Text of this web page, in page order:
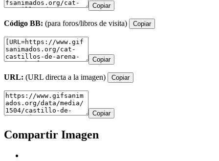
Copiar
Código BB: (para foros/libros de visita) Copiar
Copiar
URL: (URL directa a la imagen) Copiar
Copiar
Compartir Imagen